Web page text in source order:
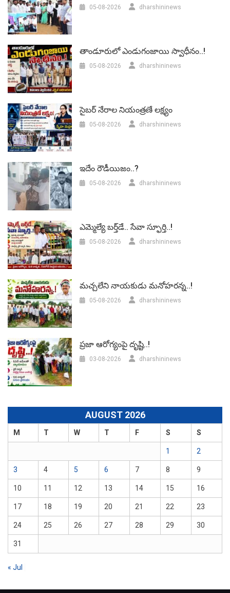
05-08-2026 dharshininews
తాండూరులో ఎండుగంజాయి స్వాధీనం..!
05-08-2026 dharshininews
సైబర్ నేరాల నియంత్రణే లక్ష్యం
05-08-2026 dharshininews
ఇదేం రౌడీయిజం..?
05-08-2026 dharshininews
ఎమ్మెల్యే బర్త్‌డే.. సేవా స్ఫూర్తి..!
05-08-2026 dharshininews
మచ్చలేని నాయకుడు మనోహరన్న..!
05-08-2026 dharshininews
ప్రజా ఆరోగ్యంపై దృష్టి..!
03-08-2026 dharshininews
AUGUST 2026
M T W T F S S
1 2
3 4 5 6 7 8 9
10 11 12 13 14 15 16
17 18 19 20 21 22 23
24 25 26 27 28 29 30
31
« Jul